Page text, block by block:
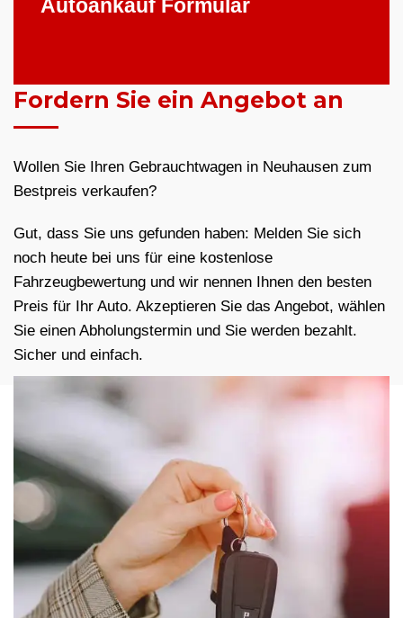
Autoankauf Formular
Fordern Sie ein Angebot an
Wollen Sie Ihren Gebrauchtwagen in Neuhausen zum
Bestpreis verkaufen?
Gut, dass Sie uns gefunden haben: Melden Sie sich
noch heute bei uns für eine kostenlose
Fahrzeugbewertung und wir nennen Ihnen den besten
Preis für Ihr Auto. Akzeptieren Sie das Angebot, wählen
Sie einen Abholungstermin und Sie werden bezahlt.
Sicher und einfach.